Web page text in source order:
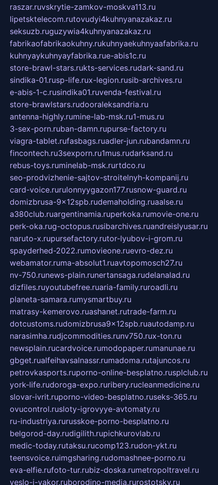
raszar.ruvskrytie-zamkov-moskva113.ru
lipetsktelecom.rutovudyi4kuhnyanazakaz.ru
seksuzb.ruguzywia4kuhnyanazakaz.ru
fabrikaofabrikaokuhny.rukuhnyaekuhnyaafabrika.ru
kuhnyaykuhnyayfabrika.rue-abis1c.ru
store-brawl-stars.rukts-services.rudark-sand.ru
sindika-01.rusp-life.rux-legion.rusib-archives.ru
e-abis-1-c.rusindika01.ruvenda-festival.ru
store-brawlstars.rudooraleksandria.ru
antenna-highly.rumine-lab-msk.ru1-mus.ru
3-sex-porn.ruban-damn.rupurse-factory.ru
viagra-tablet.rufasbags.ruadler-jun.rubandamn.ru
fincontech.ru3sexporn.ru1mus.rudarksand.ru
rebus-toys.ruminelab-msk.rurtdco.ru
seo-prodvizhenie-sajtov-stroitelnyh-kompanij.ru
card-voice.rurulonnyygazon177.rusnow-guard.ru
domizbrusa-9x12spb.rudemaholding.ruaalse.ru
a380club.ruargentinamia.ruperkoka.rumovie-one.ru
perk-oka.rug-octopus.rusibarchives.ruandreislyusar.ru
naruto-x.rupursefactory.rutor-lyubov-i-grom.ru
spayderhed-2022.rumovieone.ruevro-dez.ru
webamator.ruma-absolut1.ruavtopomosch27.ru
nv-750.runews-plain.runertansaga.rudelanalad.ru
dizfiles.ruyoutubefree.ruaria-family.ruroadli.ru
planeta-samara.rumysmartbuy.ru
matrasy-kemerovo.ruashanet.rutrade-farm.ru
dotcustoms.rudomizbrusa9x12spb.ruautodamp.ru
narasimha.rudjcommodities.runv750.rux-ton.ru
newsplain.rucardvoice.rumodopaper.rumanunae.ru
gbget.rualfeihavsalnassr.rumadoma.rutajuncos.ru
petrovkasports.ruporno-online-besplatno.rusplclub.ru
york-life.rudoroga-expo.ruribery.rucleanmedicine.ru
slovar-ivrit.ruporno-video-besplatno.ruseks-365.ru
ovucontrol.rusloty-igrovyye-avtomaty.ru
ru-industriya.rurusskoe-porno-besplatno.ru
belgorod-day.rudigilith.rupichkurovlab.ru
medic-today.rutaksu.rucomp123.rudon-ykt.ru
teensvoice.ruimgsharing.rudomashnee-porno.ru
eva-elfie.rufoto-tur.rubiz-doska.rumetropoltravel.ru
veslo-i-yakor.ruborodino-media.rurostotsky.ru